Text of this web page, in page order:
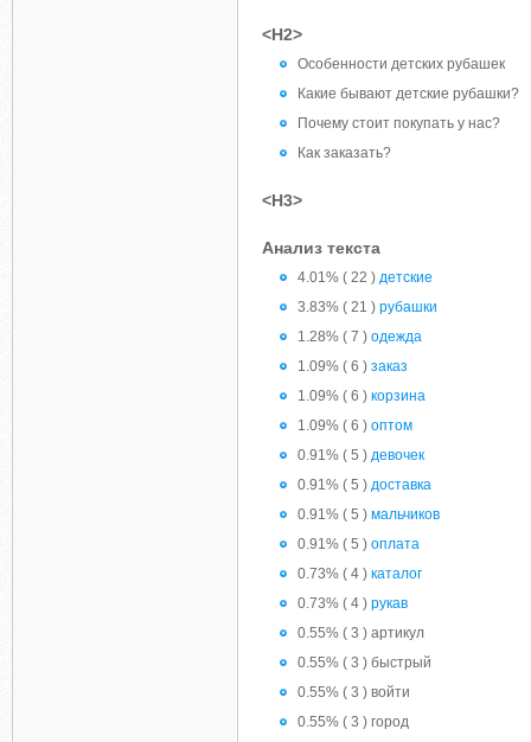
<H2>
Особенности детских рубашек
Какие бывают детские рубашки?
Почему стоит покупать у нас?
Как заказать?
<H3>
Анализ текста
4.01% ( 22 ) детские
3.83% ( 21 ) рубашки
1.28% ( 7 ) одежда
1.09% ( 6 ) заказ
1.09% ( 6 ) корзина
1.09% ( 6 ) оптом
0.91% ( 5 ) девочек
0.91% ( 5 ) доставка
0.91% ( 5 ) мальчиков
0.91% ( 5 ) оплата
0.73% ( 4 ) каталог
0.73% ( 4 ) рукав
0.55% ( 3 ) артикул
0.55% ( 3 ) быстрый
0.55% ( 3 ) войти
0.55% ( 3 ) город